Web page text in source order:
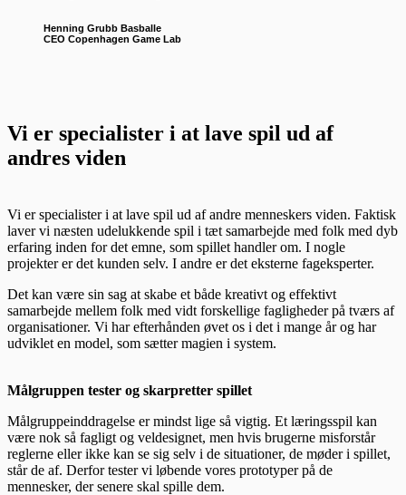
Henning Grubb Basballe
CEO Copenhagen Game Lab
Vi er specialister i at lave spil ud af
andres viden
Vi er specialister i at lave spil ud af andre menneskers viden. Faktisk
laver vi næsten udelukkende spil i tæt samarbejde med folk med dyb
erfaring inden for det emne, som spillet handler om. I nogle
projekter er det kunden selv. I andre er det eksterne fageksperter.
Det kan være sin sag at skabe et både kreativt og effektivt
samarbejde mellem folk med vidt forskellige fagligheder på tværs af
organisationer. Vi har efterhånden øvet os i det i mange år og har
udviklet en model, som sætter magien i system.
Målgruppen tester og skarpretter spillet
Målgruppeinddragelse er mindst lige så vigtig. Et læringsspil kan
være nok så fagligt og veldesignet, men hvis brugerne misforstår
reglerne eller ikke kan se sig selv i de situationer, de møder i spillet,
står de af. Derfor tester vi løbende vores prototyper på de
mennesker, der senere skal spille dem.